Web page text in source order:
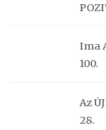
Ima
100.
Az
28.